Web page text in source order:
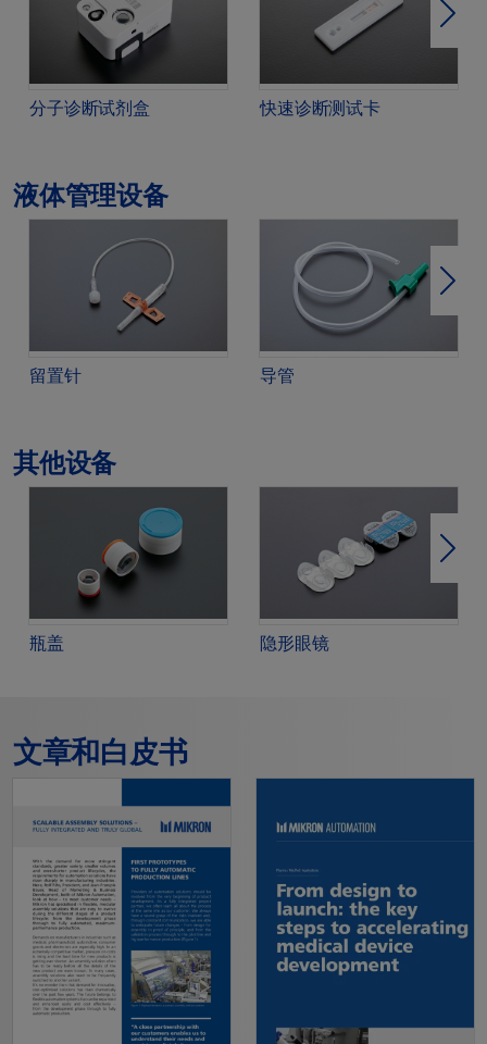
分子诊断试剂盒 快速诊断测试卡
下一
液体管理设备
留置针 导管
下一
其他设备
瓶盖 隐形眼镜
下一
文章和白皮书